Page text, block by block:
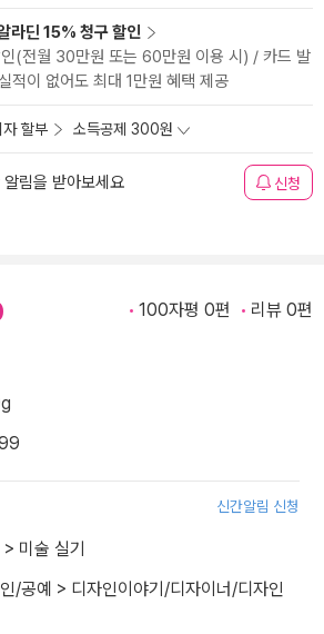
라딘 15% 청구 할인
(전월 30만원 또는 60만원 이용 시) / 카드 발
적이 없어도 최대 1만원 혜택 제공
자 할부 소득공제 300원
림을 받아보세요 신청
100자평 0편 리뷰 0편
신간알림 신청
> 미술 실기
/공예 > 디자인이야기/디자이너/디자인